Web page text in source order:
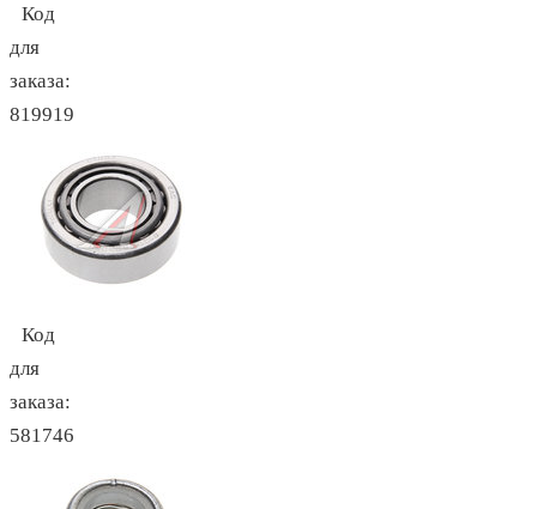
Код
для
заказа:
819919
Код
для
заказа:
581746